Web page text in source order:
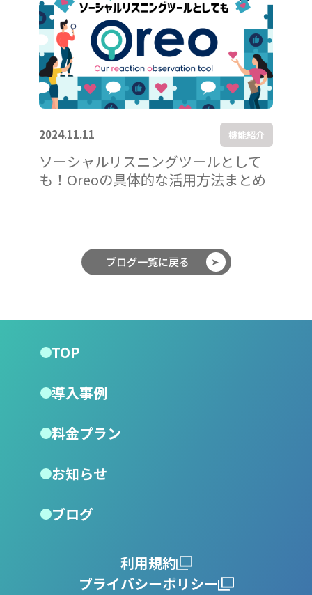
2024.11.11 機能紹介
ソーシャルリスニングツールとして
も！Oreoの具体的な活用方法まとめ
ブログ一覧に戻る
TOP
導入事例
料金プラン
お知らせ
ブログ
利用規約
プライバシーポリシー